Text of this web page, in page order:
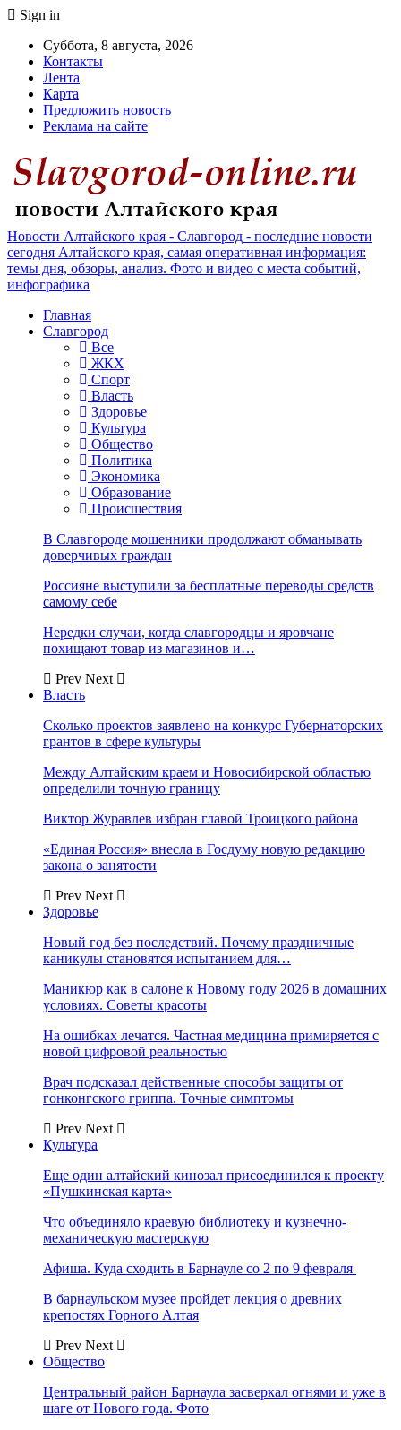
Sign in
Суббота, 8 августа, 2026
Контакты
Лента
Карта
Предложить новость
Реклама на сайте
Новости Алтайского края - Славгород - последние новости
сегодня Алтайского края, самая оперативная информация:
темы дня, обзоры, анализ. Фото и видео с места событий,
инфографика
Главная
Славгород
Все
ЖКХ
Спорт
Власть
Здоровье
Культура
Общество
Политика
Экономика
Образование
Происшествия
В Славгороде мошенники продолжают обманывать
доверчивых граждан
Россияне выступили за бесплатные переводы средств
самому себе
Нередки случаи, когда славгородцы и яровчане
похищают товар из магазинов и…
Prev Next
Власть
Сколько проектов заявлено на конкурс Губернаторских
грантов в сфере культуры
Между Алтайским краем и Новосибирской областью
определили точную границу
Виктор Журавлев избран главой Троицкого района
«Единая Россия» внесла в Госдуму новую редакцию
закона о занятости
Prev Next
Здоровье
Новый год без последствий. Почему праздничные
каникулы становятся испытанием для…
Маникюр как в салоне к Новому году 2026 в домашних
условиях. Советы красоты
На ошибках лечатся. Частная медицина примиряется с
новой цифровой реальностью
Врач подсказал действенные способы защиты от
гонконгского гриппа. Точные симптомы
Prev Next
Культура
Еще один алтайский кинозал присоединился к проекту
«Пушкинская карта»
Что объединяло краевую библиотеку и кузнечно-
механическую мастерскую
Афиша. Куда сходить в Барнауле со 2 по 9 февраля
В барнаульском музее пройдет лекция о древних
крепостях Горного Алтая
Prev Next
Общество
Центральный район Барнаула засверкал огнями и уже в
шаге от Нового года. Фото